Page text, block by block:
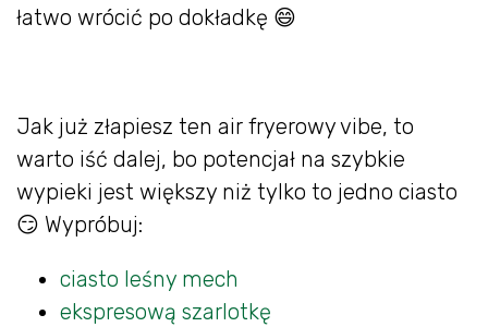
łatwo wrócić po dokładkę 😄
Jak już złapiesz ten air fryerowy vibe, to
warto iść dalej, bo potencjał na szybkie
wypieki jest większy niż tylko to jedno ciasto
😏 Wypróbuj:
ciasto leśny mech
ekspresową szarlotkę